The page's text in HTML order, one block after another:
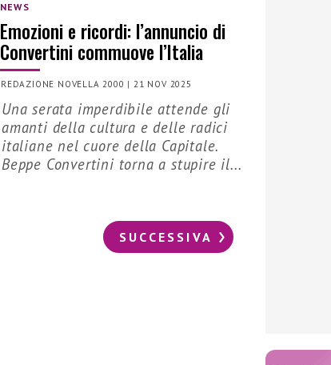
NEWS
Emozioni e ricordi: l’annuncio di
Convertini commuove l’Italia
REDAZIONE NOVELLA 2000 |21 NOV 2025
Una serata imperdibile attende gli
amanti della cultura e delle radici
italiane nel cuore della Capitale.
Beppe Convertini torna a stupire il...
SUCCESSIVA